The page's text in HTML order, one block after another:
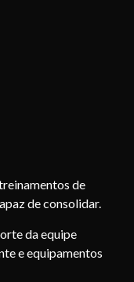
de
de consolidar.
da equipe
e equipamentos